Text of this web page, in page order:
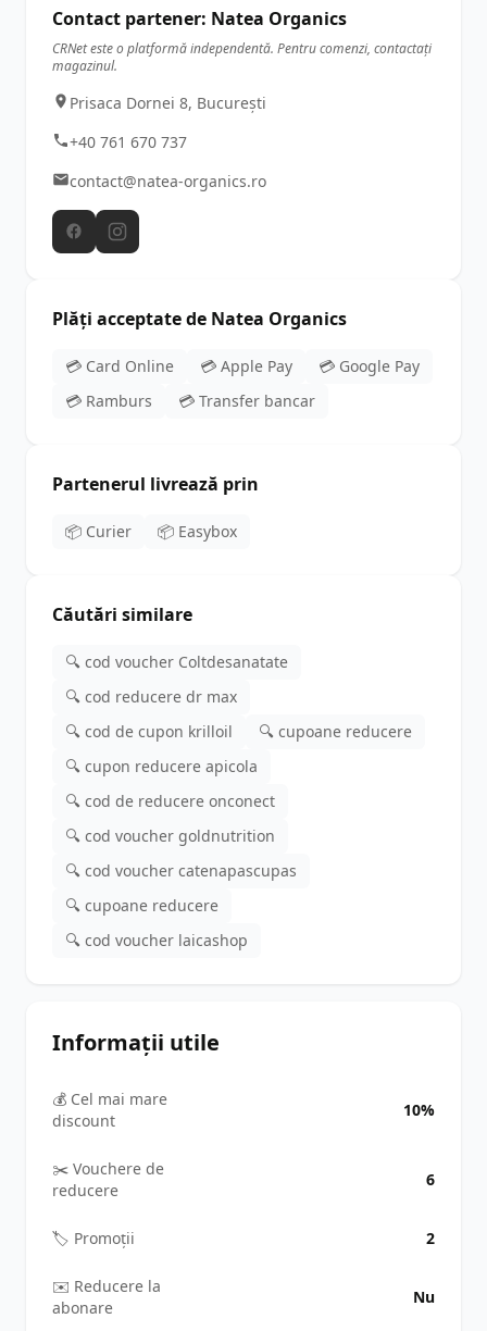
Contact partener: Natea Organics
CRNet este o platformă independentă. Pentru comenzi, contactați
magazinul.
Prisaca Dornei 8, București
+40 761 670 737
contact@natea-organics.ro
Plăți acceptate de Natea Organics
💳 Card Online 💳 Apple Pay
💳 Google Pay
💳 Ramburs
💳 Transfer bancar
Partenerul livrează prin
📦 Curier 📦 Easybox
Căutări similare
🔍 cod voucher Coltdesanatate
🔍 cod reducere dr max
🔍 cod de cupon krilloil
🔍 cupoane reducere
🔍 cupon reducere apicola
🔍 cod de reducere onconect
🔍 cod voucher goldnutrition
🔍 cod voucher catenapascupas
🔍 cupoane reducere
🔍 cod voucher laicashop
Informații utile
💰 Cel mai mare
discount
10%
✂️ Vouchere de
reducere
6
🏷️ Promoții 2
✉️ Reducere la
abonare
Nu